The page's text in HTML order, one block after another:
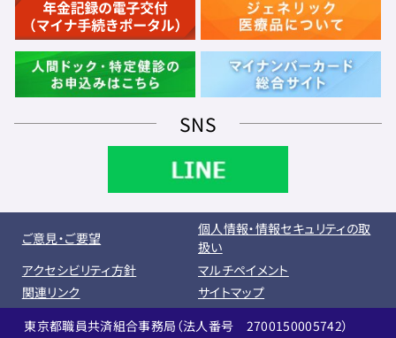
SNS
ご意見・ご要望
個人情報・情報セキュリティの取
扱い
アクセシビリティ方針
マルチペイメント
関連リンク
サイトマップ
東京都職員共済組合事務局（法人番号 2700150005742）